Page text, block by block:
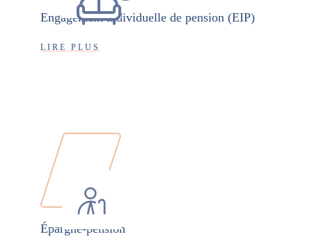
Engagement individuelle de pension (EIP)
LIRE PLUS
Épargne-pension